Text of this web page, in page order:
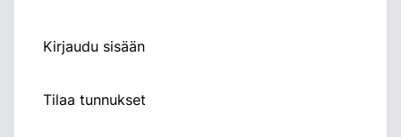
Kirjaudu sisään
Tilaa tunnukset